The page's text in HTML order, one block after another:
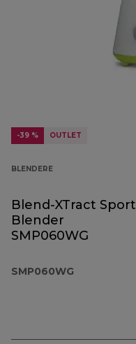
-39 % OUTLET
BLENDERE
Blend-XTract Sport
Blender
SMP060WG
SMP060WG